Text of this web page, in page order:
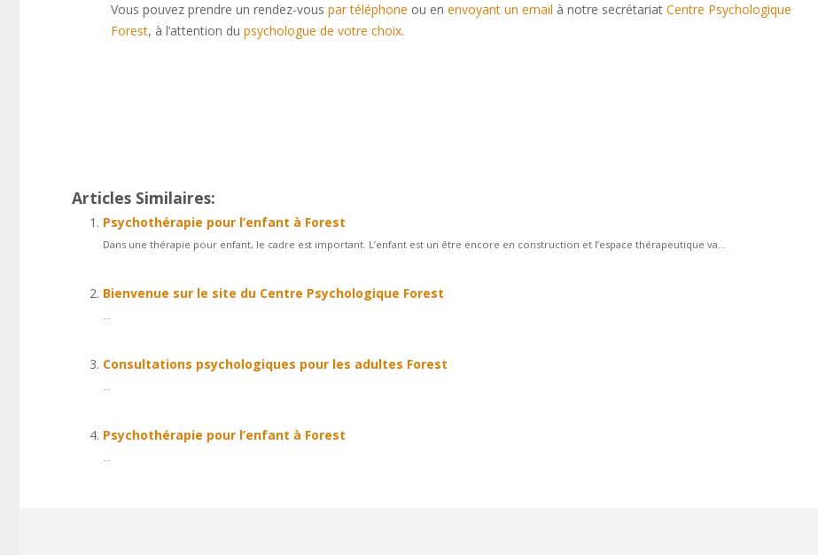
Vous pouvez prendre un rendez-vous par téléphone ou en envoyant un email à notre secrétariat Centre Psychologique
Forest, à l’attention du psychologue de votre choix.
Articles Similaires:
Psychothérapie pour l’enfant à Forest
Dans une thérapie pour enfant, le cadre est important. L’enfant est un être encore en construction et l’espace thérapeutique va...
Bienvenue sur le site du Centre Psychologique Forest
...
Consultations psychologiques pour les adultes Forest
...
Psychothérapie pour l’enfant à Forest
...